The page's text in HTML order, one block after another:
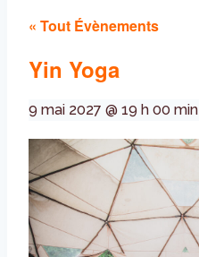
« Tout Évènements
Yin Yoga
9 mai 2027 @ 19 h 00 min